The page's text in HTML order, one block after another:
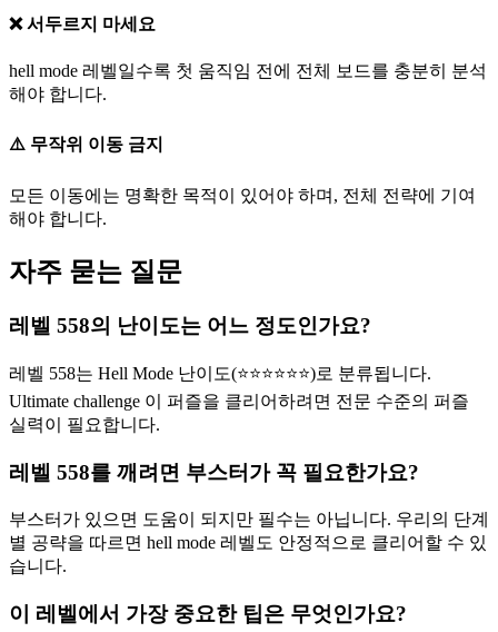
❌ 서두르지 마세요
hell mode 레벨일수록 첫 움직임 전에 전체 보드를 충분히 분석
해야 합니다.
⚠️ 무작위 이동 금지
모든 이동에는 명확한 목적이 있어야 하며, 전체 전략에 기여
해야 합니다.
자주 묻는 질문
레벨 558의 난이도는 어느 정도인가요?
레벨 558는 Hell Mode 난이도(⭐⭐⭐⭐⭐⭐)로 분류됩니다.
Ultimate challenge 이 퍼즐을 클리어하려면 전문 수준의 퍼즐
실력이 필요합니다.
레벨 558를 깨려면 부스터가 꼭 필요한가요?
부스터가 있으면 도움이 되지만 필수는 아닙니다. 우리의 단계
별 공략을 따르면 hell mode 레벨도 안정적으로 클리어할 수 있
습니다.
이 레벨에서 가장 중요한 팁은 무엇인가요?